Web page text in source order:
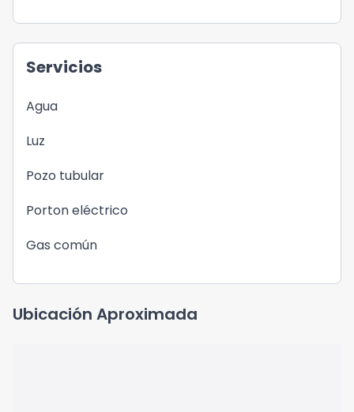
Servicios
Agua
Luz
Pozo tubular
Porton eléctrico
Gas común
Ubicación Aproximada